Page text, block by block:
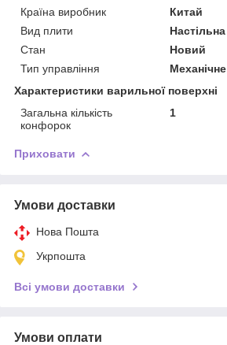
Країна виробник
Китай
Вид плити
Настільна
Стан
Новий
Тип управління
Механічне
Характеристики варильної поверхні
Загальна кількість
конфорок
1
Приховати
Умови доставки
Нова Пошта
Укрпошта
Всі умови доставки
Умови оплати